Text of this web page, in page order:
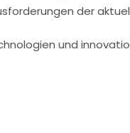
der